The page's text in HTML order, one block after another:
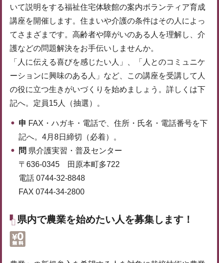
いて説明をする福祉住宅体験館の案内ボランティア育成
講座を開催します。住まいや介護の条件はその人によっ
てさまざまです。高齢者や障がいのある人を理解し、介
護などの問題解決をお手伝いしませんか。
「人に伝える喜びを感じたい人」、「人とのコミュニケ
ーションに興味のある人」など、この講座を受講して人
の役に立つ生きがいづくりを始めましょう。詳しくは下
記へ。定員15人（抽選）。
申 FAX・ハガキ・電話で、住所・氏名・電話番号を下
記へ。4月8日締切（必着）。
問 県介護実習・普及センター
〒636-0345 田原本町多722
電話 0744-32-8848
FAX 0744-34-2800
県内で農業を始めたい人を募集します！